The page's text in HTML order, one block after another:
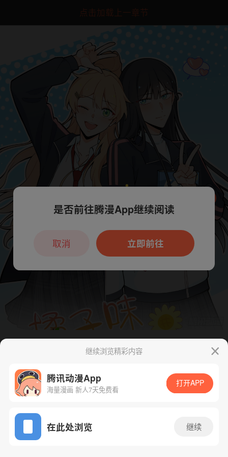
点击加载上一章节
App免费看
腾漫App免费看
继续浏览精彩内容
腾讯动漫App
海量漫画 新人7天免费看
打开APP
在此处浏览 继续
本章节仅支持App阅读，可打开App新用
户7天免费看
是否前往腾漫App继续阅读
立即前往
取消